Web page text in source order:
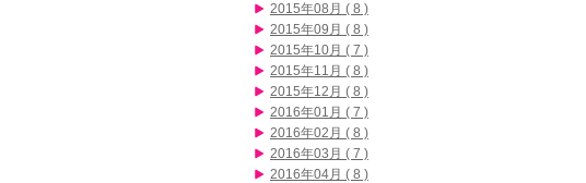
2015年08月 ( 8 )
2015年09月 ( 8 )
2015年10月 ( 7 )
2015年11月 ( 8 )
2015年12月 ( 8 )
2016年01月 ( 7 )
2016年02月 ( 8 )
2016年03月 ( 7 )
2016年04月 ( 8 )